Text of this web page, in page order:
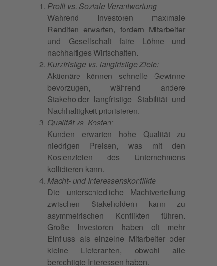
Profit vs. Soziale Verantwortung
Während Investoren maximale
Renditen erwarten, fordern Mitarbeiter
und Gesellschaft faire Löhne und
nachhaltiges Wirtschaften.
Kurzfristige vs. langfristige Ziele:
Aktionäre können schnelle Gewinne
bevorzugen, während andere
Stakeholder langfristige Stabilität und
Nachhaltigkeit priorisieren.
Qualität vs. Kosten:
Kunden erwarten hohe Qualität zu
niedrigen Preisen, was mit den
Kostenzielen des Unternehmens
kollidieren kann.
Macht- und Interessenskonflikte
Die unterschiedliche Machtverteilung
zwischen Stakeholdern kann zu
asymmetrischen Konflikten führen.
Große Investoren haben oft mehr
Einfluss als einzelne Mitarbeiter oder
kleine Lieferanten, obwohl alle
berechtigte Interessen haben.